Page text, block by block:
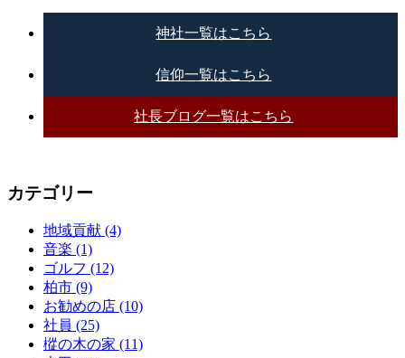
神社一覧はこちら
信仰一覧はこちら
社長ブログ一覧はこちら
カテゴリー
地域貢献 (4)
音楽 (1)
ゴルフ (12)
柏市 (9)
お勧めの店 (10)
社員 (25)
樅の木の家 (11)